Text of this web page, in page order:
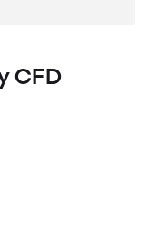
CFD